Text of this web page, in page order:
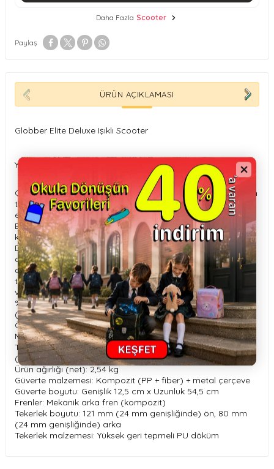
Daha Fazla Scooter
Paylaş
ÜRÜN AÇIKLAMASI
Globber Elite Deluxe Işıklı Scooter
Yaş Grubu: 3 Yaş ve üzeri için uygundur.
Çocukların dengeyi öğrenmelerine yardımcı olmak için iki ön
tekerleğin direksiyon sistemini yalnızca ileri ve geri hareket
edecek şekilde sabitleyen patentli direksiyon kilidi düğmesi.
Eğilerek direksiyon sürüşünü etkinleştirmek için düğmenin
kilidini açın.
Dayanıklı ve güvenli 3 tekerlekli, ışıklı katlanır scooter, süper
düşük metal takviyeli yapı ve 50 kg'a kadar çocukları
destekleyen geniş, kaymaz, çift renkli kompozit güverte
tasarımına sahiptir. Ekstra uzun ve geniş kompozit freni
verimlilik ve tekerlek uzun ömrü sağlar.
%25-28 oranında Global Geri Dönüştürülmüş Standartlara
(GRS) sahip plastikten üretilmiştir*.
Önerilen kullanıcı boyu: 95-130 cm
Maksimum kullanıcı ağırlığı: 50 kg
T-bar yükseklikleri: 67,5 cm, 72,5 cm, 77,5 cm ve 82,5 cm
(yerden)
Ürün ağırlığı (net): 2,54 kg
Güverte malzemesi: Kompozit (PP + fiber) + metal çerçeve
Güverte boyutu: Genişlik 12,5 cm x Uzunluk 54,5 cm
Frenler: Mekanik arka fren (kompozit)
Tekerlek boyutu: 121 mm (24 mm genişliğinde) ön, 80 mm
(24 mm genişliğinde) arka
Tekerlek malzemesi: Yüksek geri tepmeli PU döküm